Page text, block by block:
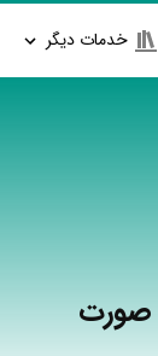
خدمات دیگر
صورت